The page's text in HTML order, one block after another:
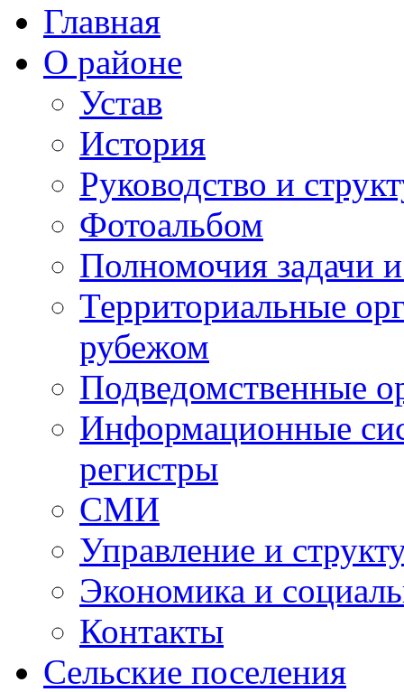
Главная
О районе
Устав
История
Руководство и
Фотоальбом
Полномочия задачи
Территориальные
рубежом
Подведомственные
Информационные
регистры
СМИ
Управление и
Экономика и
Контакты
Сельские поселения